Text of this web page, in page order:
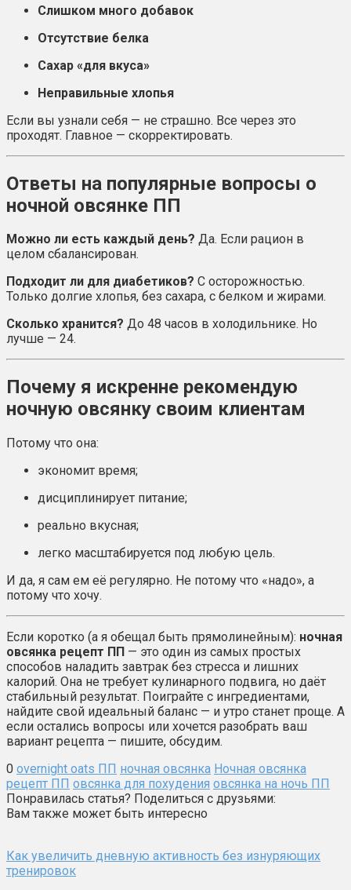
Слишком много добавок
Отсутствие белка
Сахар «для вкуса»
Неправильные хлопья
Если вы узнали себя — не страшно. Все через это
проходят. Главное — скорректировать.
Ответы на популярные вопросы о
ночной овсянке ПП
Можно ли есть каждый день? Да. Если рацион в
целом сбалансирован.
Подходит ли для диабетиков? С осторожностью.
Только долгие хлопья, без сахара, с белком и жирами.
Сколько хранится? До 48 часов в холодильнике. Но
лучше — 24.
Почему я искренне рекомендую
ночную овсянку своим клиентам
Потому что она:
экономит время;
дисциплинирует питание;
реально вкусная;
легко масштабируется под любую цель.
И да, я сам ем её регулярно. Не потому что «надо», а
потому что хочу.
Если коротко (а я обещал быть прямолинейным): ночная
овсянка рецепт ПП — это один из самых простых
способов наладить завтрак без стресса и лишних
калорий. Она не требует кулинарного подвига, но даёт
стабильный результат. Поиграйте с ингредиентами,
найдите свой идеальный баланс — и утро станет проще. А
если остались вопросы или хочется разобрать ваш
вариант рецепта — пишите, обсудим.
0 overnight oats ПП ночная овсянка Ночная овсянка
рецепт ПП овсянка для похудения овсянка на ночь ПП
Понравилась статья? Поделиться с друзьями:
Вам также может быть интересно
Как увеличить дневную активность без изнуряющих
тренировок